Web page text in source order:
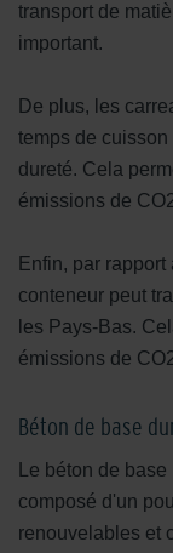
transport de
important.
De plus, les
temps de
dureté. Cela
émissions de
Enfin, par
conteneur peut
les Pays-Bas.
émissions de
Béton de base
Le béton de
composé d'un
renouvelables et